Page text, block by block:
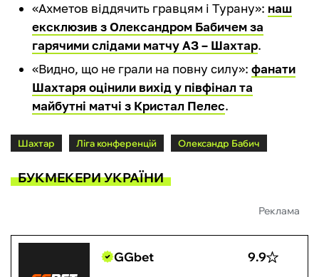
«Ахметов віддячить гравцям і Турану»: наш
ексклюзив з Олександром Бабичем за
гарячими слідами матчу АЗ – Шахтар.
«Видно, що не грали на повну силу»: фанати
Шахтаря оцінили вихід у півфінал та
майбутні матчі з Кристал Пелес.
Шахтар Ліга конференцій Олександр Бабич
БУКМЕКЕРИ УКРАЇНИ
Реклама
GGbet 9.9